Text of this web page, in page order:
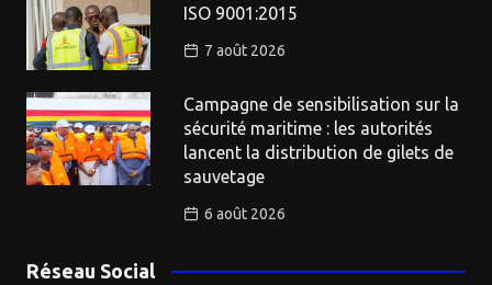
ISO 9001:2015
7 août 2026
Campagne de sensibilisation sur la
sécurité maritime : les autorités
lancent la distribution de gilets de
sauvetage
6 août 2026
Réseau Social